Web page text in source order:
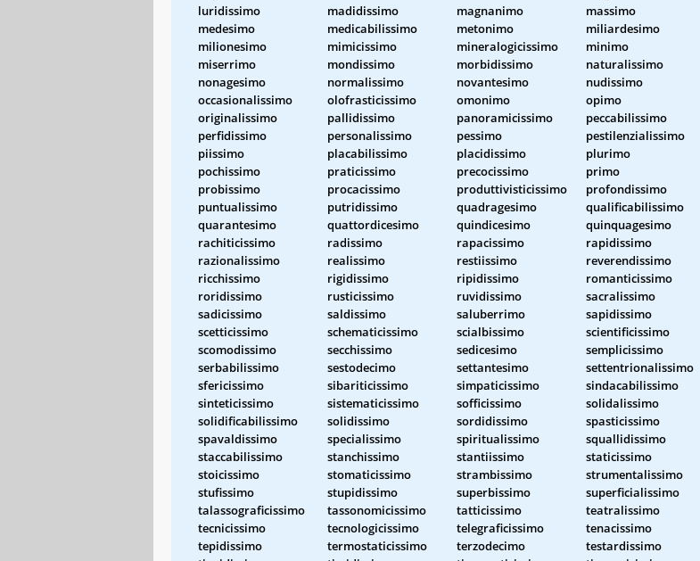
luridissimo
madidissimo magnanimo
massimo
medesimo
medicabilissimo metonimo
miliardesimo
milionesimo
mimicissimo mineralogicissimo
minimo
miserrimo
mondissimo morbidissimo
naturalissimo
nonagesimo
normalissimo novantesimo
nudissimo
occasionalissimo
olofrasticissimo omonimo
opimo
originalissimo
pallidissimo panoramicissimo
peccabilissimo
perfidissimo
personalissimo pessimo
pestilenzialissimo
piissimo
placabilissimo placidissimo
plurimo
pochissimo
praticissimo precocissimo
primo
probissimo
procacissimo produttivisticissimo
profondissimo
puntualissimo
putridissimo quadragesimo
qualificabilissimo
quarantesimo
quattordicesimo quindicesimo
quinquagesimo
rachiticissimo
radissimo rapacissimo
rapidissimo
razionalissimo
realissimo restiissimo
reverendissimo
ricchissimo
rigidissimo ripidissimo
romanticissimo
roridissimo
rusticissimo ruvidissimo
sacralissimo
sadicissimo
saldissimo saluberrimo
sapidissimo
scetticissimo
schematicissimo scialbissimo
scientificissimo
scomodissimo
secchissimo sedicesimo
semplicissimo
serbabilissimo
sestodecimo settantesimo
settentrionalissimo
sfericissimo
sibariticissimo simpaticissimo
sindacabilissimo
sinteticissimo
sistematicissimo sofficissimo
solidalissimo
solidificabilissimo
solidissimo sordidissimo
spasticissimo
spavaldissimo
specialissimo spiritualissimo
squallidissimo
staccabilissimo
stanchissimo stantiissimo
staticissimo
stoicissimo
stomaticissimo strambissimo
strumentalissimo
stufissimo
stupidissimo superbissimo
superficialissimo
talassograficissimo
tassonomicissimo tatticissimo
teatralissimo
tecnicissimo
tecnologicissimo telegraficissimo
tenacissimo
tepidissimo
termostaticissimo terzodecimo
testardissimo